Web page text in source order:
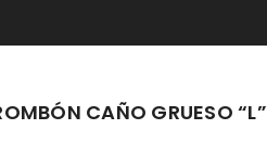
CAÑO GRUESO “L”